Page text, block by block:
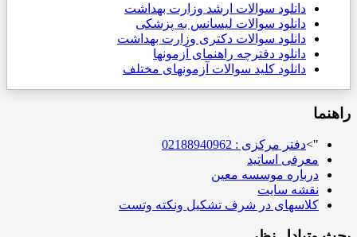
دانلود سوالات ارشد وزارت بهداشت
دانلود سوالات لیسانس به پزشکی
دانلود سوالات دکتری وزارت بهداشت
دانلود دفترچه راهنمای آزمونها
دانلود کلید سوالات آزمونهای مختلف
راهنما
">دفتر مرکزی : 02188940962
معرفی اساتید
درباره موسسه معین
نقشه سایت
کلاسهای در شرف تشکیل ونکته وتست